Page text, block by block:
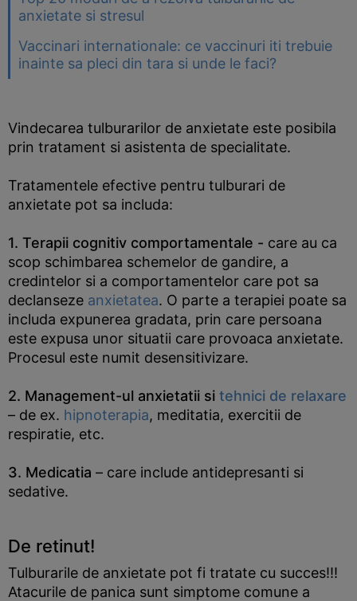
anxietate si stresul
Vaccinari internationale: ce vaccinuri iti trebuie
inainte sa pleci din tara si unde le faci?
Vindecarea tulburarilor de anxietate este posibila
prin tratament si asistenta de specialitate.
Tratamentele efective pentru tulburari de
anxietate pot sa includa:
1. Terapii cognitiv comportamentale - care au ca
scop schimbarea schemelor de gandire, a
credintelor si a comportamentelor care pot sa
declanseze anxietatea. O parte a terapiei poate sa
includa expunerea gradata, prin care persoana
este expusa unor situatii care provoaca anxietate.
Procesul este numit desensitivizare.
2. Management-ul anxietatii si tehnici de relaxare
– de ex. hipnoterapia, meditatia, exercitii de
respiratie, etc.
3. Medicatia – care include antidepresanti si
sedative.
De retinut!
Tulburarile de anxietate pot fi tratate cu succes!!!
Atacurile de panica sunt simptome comune a